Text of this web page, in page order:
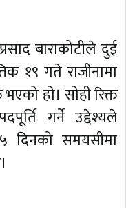
बाराकोटीले दुई
१९ गते राजीनामा
हो। सोही रिक्त
गर्ने उद्देश्यले
दिनको समयसीमा